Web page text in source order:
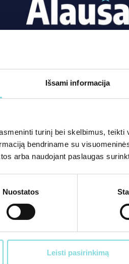
Išsami informacija
turinį bei skelbimus,
bendriname su
arba naudojant paslaugas
Nuostatos
Leisti pasirinkimą
Vilniuje!
Apie mus
Didmeninė prekyba